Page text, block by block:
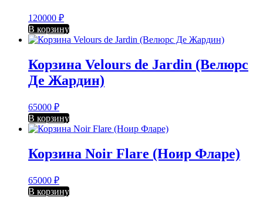
120000 ₽
В корзину
Корзина Velours de Jardin (Велюрс
Де Жардин)
65000 ₽
В корзину
Корзина Noir Flare (Ноир Фларе)
65000 ₽
В корзину